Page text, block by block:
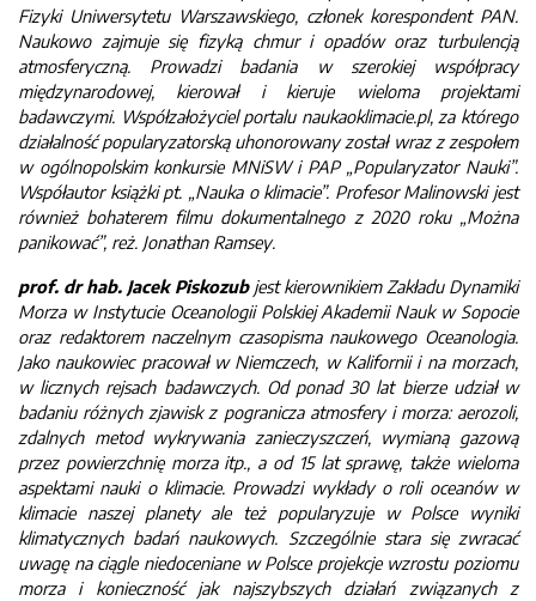
Fizyki Uniwersytetu Warszawskiego, członek korespondent PAN.
Naukowo zajmuje się fizyką chmur i opadów oraz turbulencją
atmosferyczną. Prowadzi badania w szerokiej współpracy
międzynarodowej, kierował i kieruje wieloma projektami
badawczymi. Współzałożyciel portalu naukaoklimacie.pl, za którego
działalność popularyzatorską uhonorowany został wraz z zespołem
w ogólnopolskim konkursie MNiSW i PAP „Popularyzator Nauki”.
Współautor książki pt. „Nauka o klimacie”. Profesor Malinowski jest
również bohaterem filmu dokumentalnego z 2020 roku „Można
panikować”, reż. Jonathan Ramsey.
prof. dr hab. Jacek Piskozubjest kierownikiem Zakładu Dynamiki
Morza w Instytucie Oceanologii Polskiej Akademii Nauk w Sopocie
oraz redaktorem naczelnym czasopisma naukowego Oceanologia.
Jako naukowiec pracował w Niemczech, w Kalifornii i na morzach,
w licznych rejsach badawczych. Od ponad 30 lat bierze udział w
badaniu różnych zjawisk z pogranicza atmosfery i morza: aerozoli,
zdalnych metod wykrywania zanieczyszczeń, wymianą gazową
przez powierzchnię morza itp., a od 15 lat sprawę, także wieloma
aspektami nauki o klimacie. Prowadzi wykłady o roli oceanów w
klimacie naszej planety ale też popularyzuje w Polsce wyniki
klimatycznych badań naukowych. Szczególnie stara się zwracać
uwagę na ciągle niedoceniane w Polsce projekcje wzrostu poziomu
morza i konieczność jak najszybszych działań związanych z